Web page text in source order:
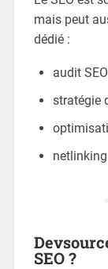
mais peut
dédié :
audit SEO
stratégie
netlinking
SEO ?